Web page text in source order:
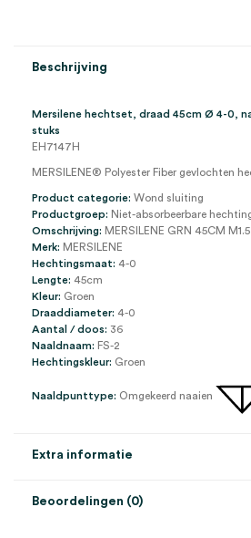
naald
steriel
(36)
aantal
Beschrijving
Mersilene hechtset, draad 45cm Ø 4-0,
stuks
EH7147H
MERSILENE® Polyester Fiber gevlochten
Product categorie: Wond sluiting
Productgroep: Niet-absorbeerbare
Omschrijving: MERSILENE GRN 45CM M1.5
Merk: MERSILENE
Hechtingsmaat: 4-0
Lengte: 45cm
Kleur: Groen
Draaddiameter: 4-0
Aantal / doos: 36
Naaldnaam: FS-2
Hechtingskleur: Groen
Naaldpunttype: Omgekeerd naaien
Extra informatie
Beoordelingen (0)